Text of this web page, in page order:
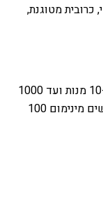
מטוגנת,
10 מנות ועד 1000
מנות. תפריטי הפרימיום (170 ו-300 ש״ח) דורשים מינימום 100